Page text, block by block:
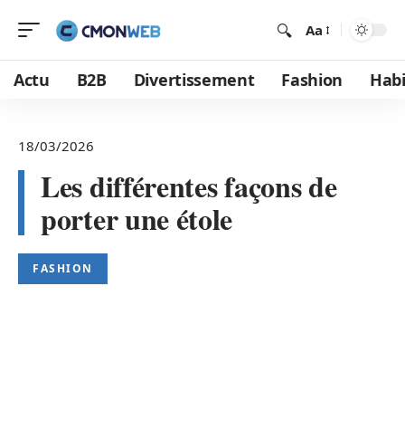
Aa
Actu B2B Divertissement Fashion
18/03/2026
Les différentes façons de
porter une étole
FASHION